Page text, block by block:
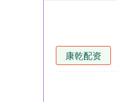
康乾配资